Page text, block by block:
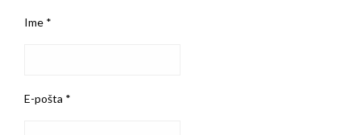
Ime *
E-pošta *